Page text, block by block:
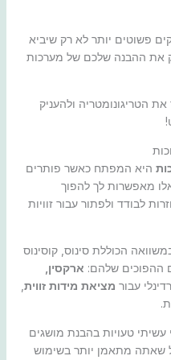
פשוטים יותר לא רק שיביא
את ההבנה שלכם של מערכות
הטריגונומטריה ולהעניק
היא המפתח כאשר פותרים
מאפשרות לך להפוך
לבודד ולפתור עבור זוויות
הכוללת סינוס, קוסינוס
ההפוכים שלהם: ארקסין,
עבור מציאת מידות זווית,
טעויות בהבנת מושגים
שאתה מתאמן יותר בשימוש